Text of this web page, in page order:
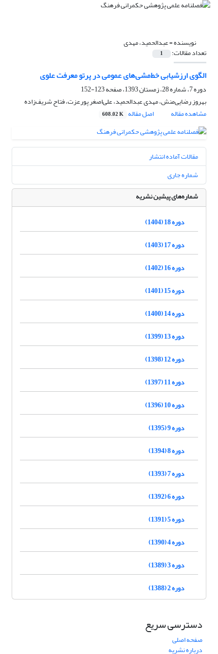
نویسنده =عبدالحمید، مهدی
تعداد مقالات: 1
الگوی ارزشیابی خط‌مشی‌های عمومی در پرتو معرفت علوی
دوره 7، شماره 28، زمستان 1393، صفحه
123-152
بهروز‌ رضایی‌منش، مهدی عبدالحمید، علی‌اصغر پورعزت، فتاح شریف‌زاده
مشاهده مقاله
اصل مقاله 608.02 K
مقالات آماده انتشار
شماره جاری
شماره‌های پیشین نشریه
دوره 18 (1404)
دوره 17 (1403)
دوره 16 (1402)
دوره 15 (1401)
دوره 14 (1400)
دوره 13 (1399)
دوره 12 (1398)
دوره 11 (1397)
دوره 10 (1396)
دوره 9 (1395)
دوره 8 (1394)
دوره 7 (1393)
دوره 6 (1392)
دوره 5 (1391)
دوره 4 (1390)
دوره 3 (1389)
دوره 2 (1388)
دسترسی سریع
صفحه اصلی
درباره نشریه